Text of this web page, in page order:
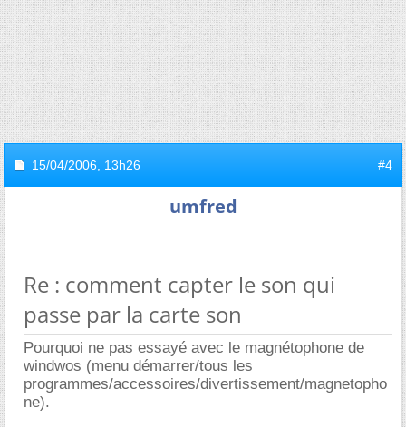
15/04/2006, 13h26 #4
umfred
Re : comment capter le son qui
passe par la carte son
Pourquoi ne pas essayé avec le magnétophone de
windwos (menu démarrer/tous les
programmes/accessoires/divertissement/magnetopho
ne).